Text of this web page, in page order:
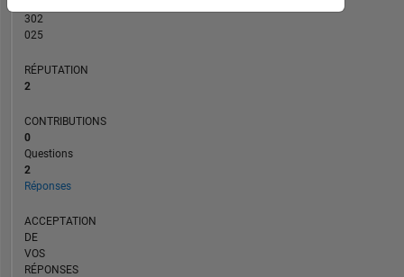
302
025
RÉPUTATION
2
CONTRIBUTIONS
0
Questions
2
Réponses
ACCEPTATION
DE
VOS
RÉPONSES